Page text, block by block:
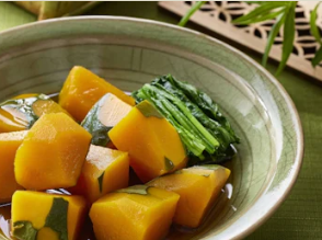
新規登録
ツ
ピ
なす トマト
とうもろこし
みょうが ゴーヤ